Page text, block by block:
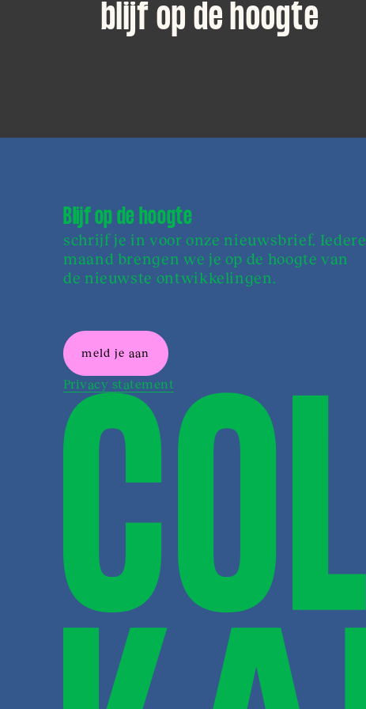
blijf op de hoogte
Blijf op de hoogte
schrijf je in voor onze nieuwsbrief. Iedere
maand brengen we je op de hoogte van
de nieuwste ontwikkelingen.
meld je aan
Privacy statement